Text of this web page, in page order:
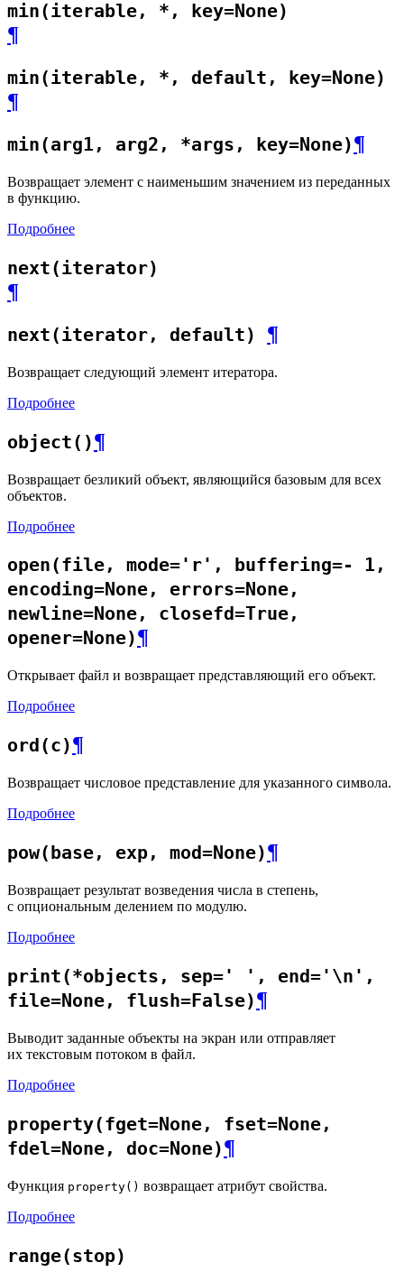
min(iterable, *, key=None)
¶
min(iterable, *, default, key=None)
¶
min(arg1, arg2, *args, key=None)¶
Возвращает элемент с наименьшим значением из переданных
в функцию.
Подробнее
next(iterator)
¶
next(iterator, default) ¶
Возвращает следующий элемент итератора.
Подробнее
object()¶
Возвращает безликий объект, являющийся базовым для всех
объектов.
Подробнее
open(file, mode='r', buffering=- 1,
encoding=None, errors=None,
newline=None, closefd=True,
opener=None)¶
Открывает файл и возвращает представляющий его объект.
Подробнее
ord(c)¶
Возвращает числовое представление для указанного символа.
Подробнее
pow(base, exp, mod=None)¶
Возвращает результат возведения числа в степень,
с опциональным делением по модулю.
Подробнее
print(*objects, sep=' ', end='\n',
file=None, flush=False)¶
Выводит заданные объекты на экран или отправляет
их текстовым потоком в файл.
Подробнее
property(fget=None, fset=None,
fdel=None, doc=None)¶
Функция property() возвращает атрибут свойства.
Подробнее
range(stop)